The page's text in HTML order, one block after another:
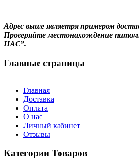
Адрес выше являетря примером
Проверяйте местонахождение
НАС”.
Главные страницы
Главная
Доставка
Оплата
О нас
Личный кабинет
Отзывы
Категории Товаров